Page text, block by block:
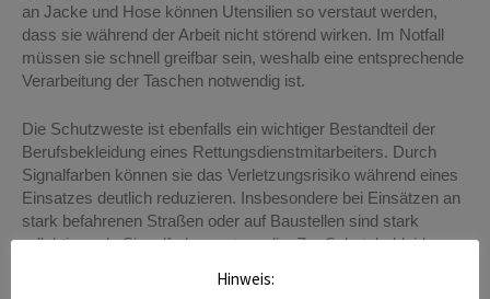
an Jacke und Hose können Utensilien so verstaut werden,
dass sie während der Arbeit nicht störend wirken. Im Notfall
müssen sie schnell greifbar sein, weshalb eine entsprechende
Verarbeitung der Taschen notwendig ist.
Die Schutzweste ist ebenfalls ein wichtiger Bestandteil der
Berufsbekleidung eines Rettungsdienstmitarbeiters. Durch
Signalfarben können sie das Verletzungsrisiko während eines
Einsatzes deutlich reduzieren. Insbesondere bei Einsätzen an
stark befahrenen Straßen oder auf Baustellen sind stark
reflektierende Signalfarben notwendig. Zur Schutzbekleidung
Verletzungen und äußeren Einflüssen schützen sollen.
Hinweis: